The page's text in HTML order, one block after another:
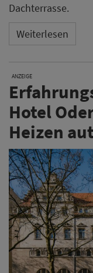
Dachterrasse.
Weiterlesen
ANZEIGE
Hotel
Heizen